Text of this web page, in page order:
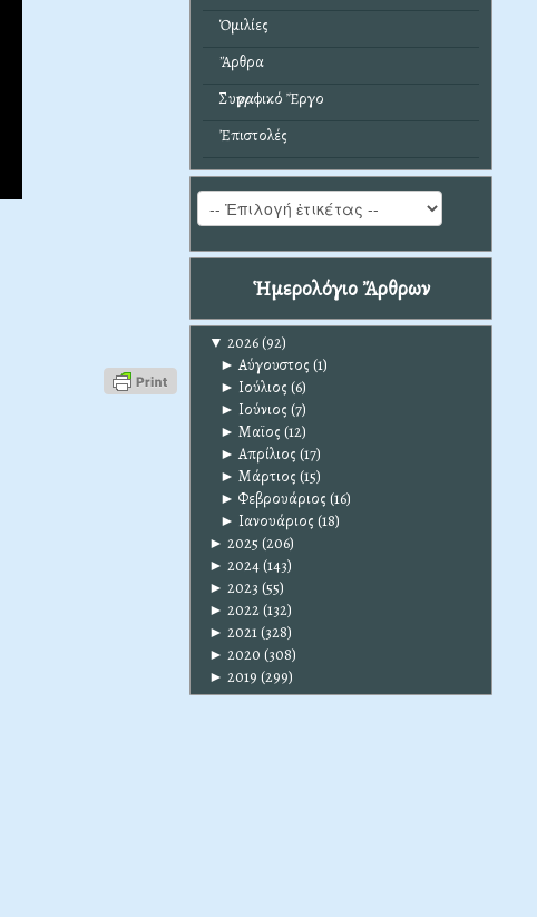
Ὁμιλίες
Ἄρθρα
Συγγραφικό Ἔργο
Ἐπιστολές
Ἡμερολόγιο Ἄρθρων
▼ 2026(92)
► Αύγουστος (1)
► Ιούλιος (6)
► Ιούνιος (7)
► Μαϊος (12)
► Απρίλιος (17)
► Μάρτιος (15)
► Φεβρουάριος (16)
► Ιανουάριος (18)
► 2025 (206)
► 2024(143)
► 2023 (55)
► 2022(132)
► 2021(328)
► 2020 (308)
► 2019 (299)